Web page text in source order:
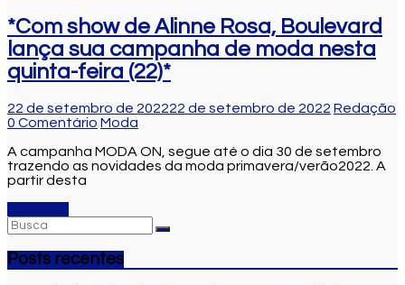
*Com show de Alinne Rosa, Boulevard
lança sua campanha de moda nesta
quinta-feira (22)*
22 de setembro de 202222 de setembro de 2022 Redação
0 Comentário Moda
A campanha MODA ON, segue até o dia 30 de setembro
trazendo as novidades da moda primavera/verão2022. A
partir desta
Posts recentes